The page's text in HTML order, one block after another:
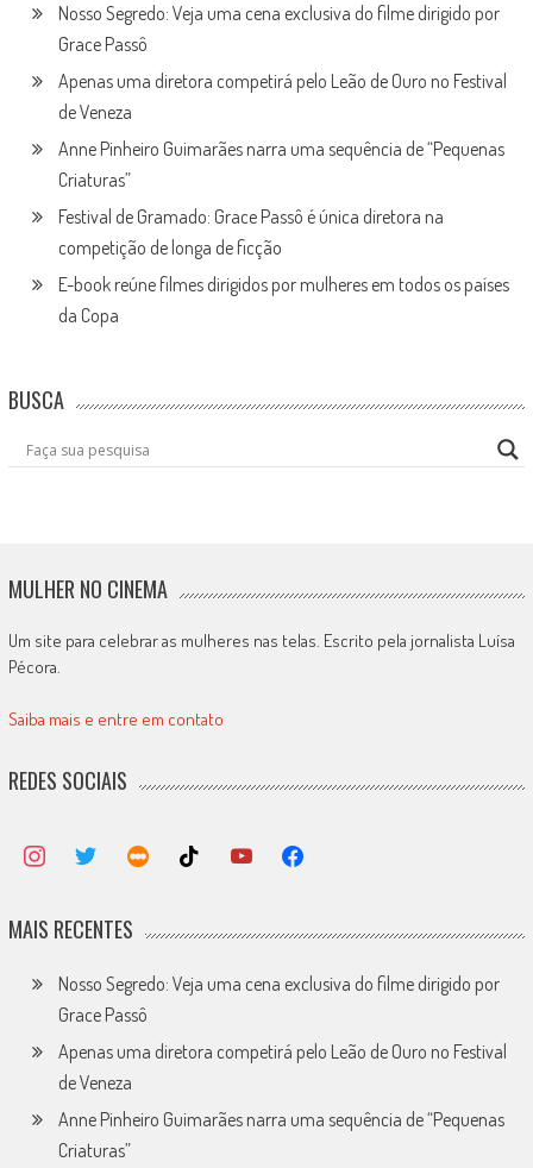
Nosso Segredo: Veja uma cena exclusiva do filme dirigido por
Grace Passô
Apenas uma diretora competirá pelo Leão de Ouro no Festival
de Veneza
Anne Pinheiro Guimarães narra uma sequência de “Pequenas
Criaturas”
Festival de Gramado: Grace Passô é única diretora na
competição de longa de ficção
E-book reúne filmes dirigidos por mulheres em todos os países
da Copa
BUSCA
MULHER NO CINEMA
Um site para celebrar as mulheres nas telas. Escrito pela jornalista Luísa
Pécora.
Saiba mais e entre em contato
REDES SOCIAIS
MAIS RECENTES
Nosso Segredo: Veja uma cena exclusiva do filme dirigido por
Grace Passô
Apenas uma diretora competirá pelo Leão de Ouro no Festival
de Veneza
Anne Pinheiro Guimarães narra uma sequência de “Pequenas
Criaturas”